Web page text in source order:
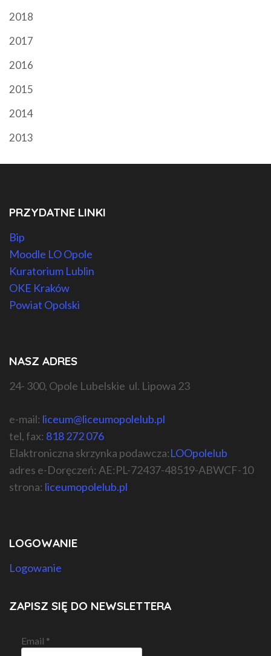
2018
2017
2016
2015
2014
2013
PRZYDATNE LINKI
Bip
Moodle LO Opole
Kuratorium Lublin
OKE Kraków
Powiat Opolski
NASZ ADRES
24- 300, Opole Lubelskie ul. Lipowa 23
e-mail: liceum@liceumopolelub.pl
tel, fax: 818 272 076
Elaktroniczna skrzynka podawcza:LOOpolelub
adres e-Doręczeń: AE:PL-72437-48519-ABWCF-10
strona: liceumopolelub.pl
LOGOWANIE
Logowanie
ZAPISZ SIĘ DO NEWSLETTERA
Email *